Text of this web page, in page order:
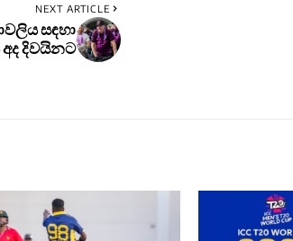
NEXT ARTICLE
සඳහා
දිවයිනට